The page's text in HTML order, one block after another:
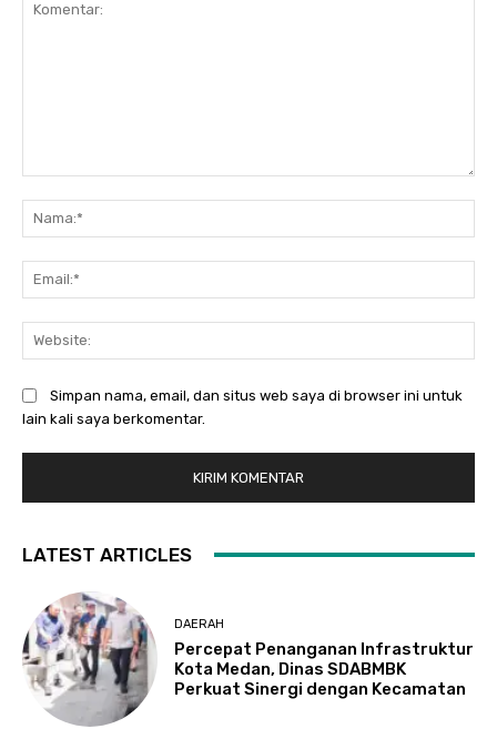
Simpan nama, email, dan situs web saya di browser ini untuk
lain kali saya berkomentar.
LATEST ARTICLES
DAERAH
Percepat Penanganan Infrastruktur
Kota Medan, Dinas SDABMBK
Perkuat Sinergi dengan Kecamatan